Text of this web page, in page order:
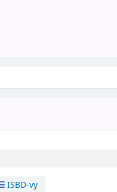
ISBD-vy